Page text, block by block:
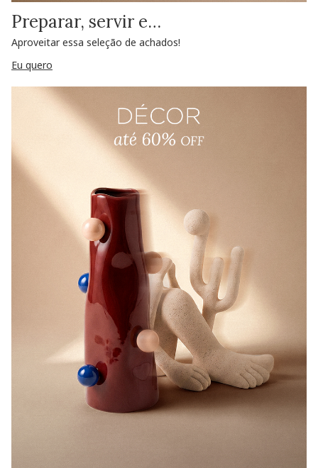
Preparar, servir e…
Aproveitar essa seleção de achados!
Eu quero